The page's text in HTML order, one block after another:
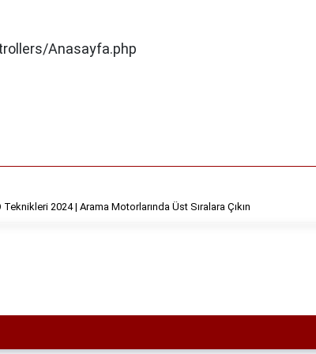
Anasayfa.php
Teknikleri 2024 | Arama Motorlarında Üst Sıralara Çıkın